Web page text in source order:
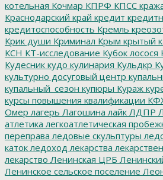
котельная Кочмар КПРФ КПСС
Краснодарский край кредит
кредитоспособность Кремль
Крик души Криминал Крым крытый
КСН КТ-исследование Кубок лосося
Кудесник кудо кулинария Кульдкр
культурно досуговый центр
купальный_сезон купюры Кураж
курсы повышения квалификации
Омер лагерь Лагошина лайк ЛДПР
атлетика легкоатлетическая
переправа ледовые скульптуры
каток ледоход лекарства
лекарство Ленинская ЦРБ
Ленинское сельское поселение